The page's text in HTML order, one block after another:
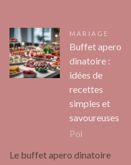
MARIAGE
Buffet apero
dinatoire :
idées de
recettes
simples et
savoureuses
Pol
Le buffet apero dinatoire